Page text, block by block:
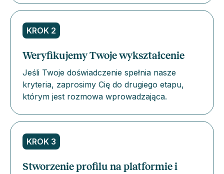
KROK 2
Weryfikujemy Twoje wykształcenie
Jeśli Twoje doświadczenie spełnia nasze
kryteria, zaprosimy Cię do drugiego etapu,
którym jest rozmowa wprowadzająca.
KROK 3
Stworzenie profilu na platformie i